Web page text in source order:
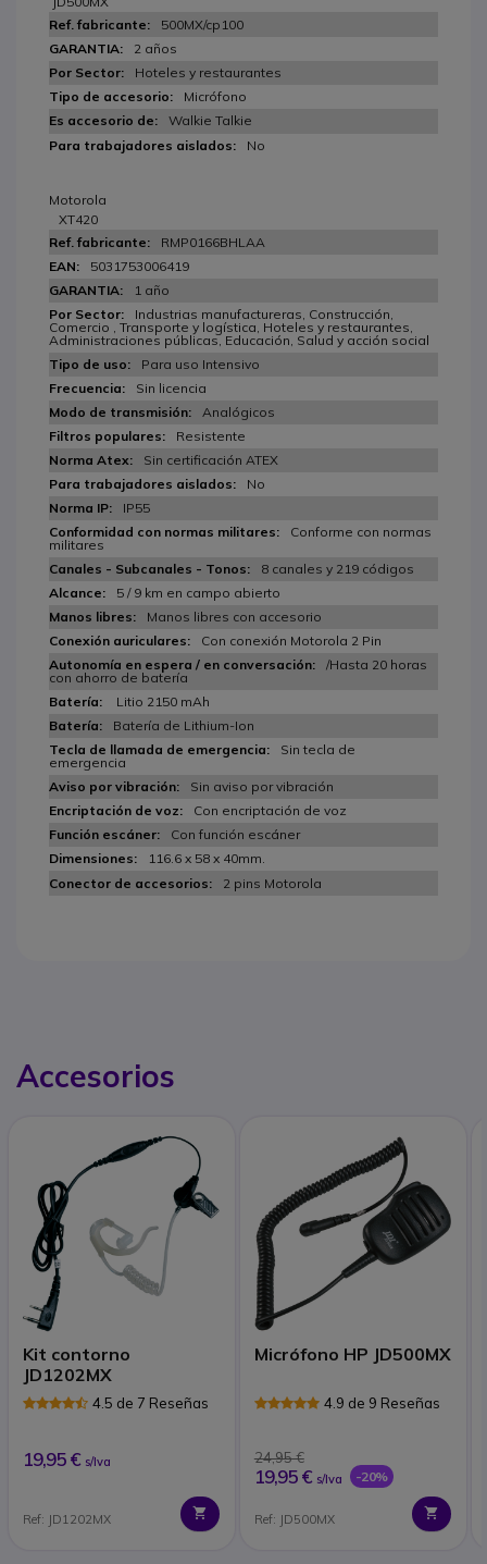
500MX/cp100
2 años
Hoteles y restaurantes
Micrófono
Walkie Talkie
No
Motorola
XT420
RMP0166BHLAA
5031753006419
1 año
Industrias manufactureras, Construcción,
Comercio , Transporte y logística, Hoteles y restaurantes,
Administraciones públicas, Educación, Salud y acción social
Para uso Intensivo
Sin licencia
Analógicos
Resistente
Sin certificación ATEX
No
IP55
Conforme con normas
militares
8 canales y 219 códigos
5 / 9 km en campo abierto
Manos libres con accesorio
Con conexión Motorola 2 Pin
/Hasta 20 horas
con ahorro de batería
Litio 2150 mAh
Batería de Lithium-Ion
Sin tecla de
emergencia
Sin aviso por vibración
Con encriptación de voz
Con función escáner
116.6 x 58 x 40mm.
2 pins Motorola
Accesorios
Kit contorno
JD1202MX
4.5 de 7 Reseñas
19,95 € s/Iva
Ref: JD1202MX
Micrófono HP JD500MX
4.9 de 9 Reseñas
24,95 €
19,95 € s/Iva -20%
Ref: JD500MX